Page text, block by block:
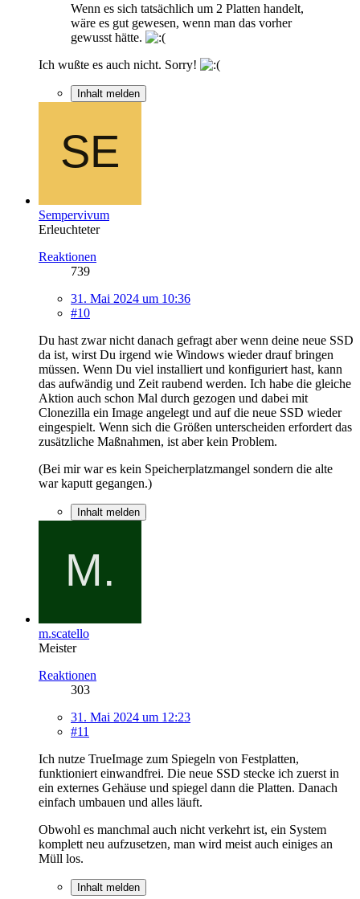
Wenn es sich tatsächlich um 2 Platten handelt,
wäre es gut gewesen, wenn man das vorher
gewusst hätte.
Ich wußte es auch nicht. Sorry!
Inhalt melden
Sempervivum
Erleuchteter
Reaktionen
739
31. Mai 2024 um 10:36
#10
Du hast zwar nicht danach gefragt aber wenn deine neue SSD
da ist, wirst Du irgend wie Windows wieder drauf bringen
müssen. Wenn Du viel installiert und konfiguriert hast, kann
das aufwändig und Zeit raubend werden. Ich habe die gleiche
Aktion auch schon Mal durch gezogen und dabei mit
Clonezilla ein Image angelegt und auf die neue SSD wieder
eingespielt. Wenn sich die Größen unterscheiden erfordert das
zusätzliche Maßnahmen, ist aber kein Problem.
(Bei mir war es kein Speicherplatzmangel sondern die alte
war kaputt gegangen.)
Inhalt melden
m.scatello
Meister
Reaktionen
303
31. Mai 2024 um 12:23
#11
Ich nutze TrueImage zum Spiegeln von Festplatten,
funktioniert einwandfrei. Die neue SSD stecke ich zuerst in
ein externes Gehäuse und spiegel dann die Platten. Danach
einfach umbauen und alles läuft.
Obwohl es manchmal auch nicht verkehrt ist, ein System
komplett neu aufzusetzen, man wird meist auch einiges an
Müll los.
Inhalt melden